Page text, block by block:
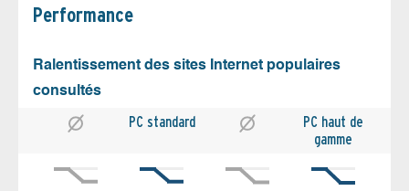
Performance
Ralentissement des sites Internet populaires
consultés
PC standard
PC haut de
gamme